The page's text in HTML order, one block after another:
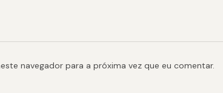
navegador para a próxima vez que eu comentar.